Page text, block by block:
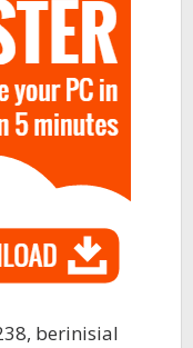
berinisial